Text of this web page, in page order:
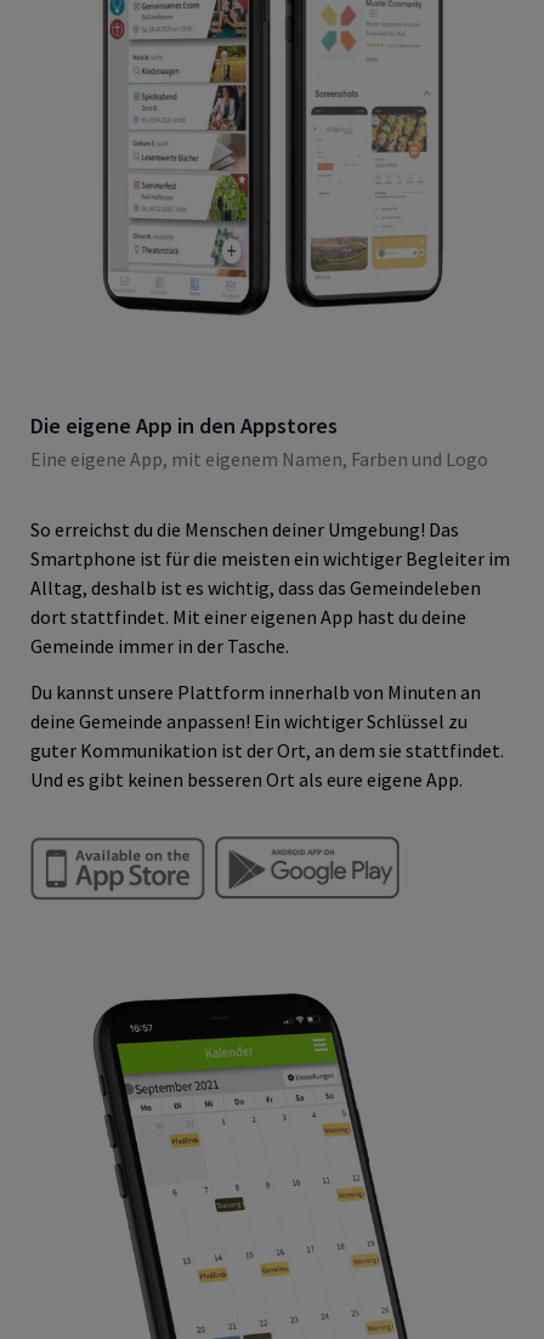
Die eigene App in den Appstores
Eine eigene App, mit eigenem Namen, Farben und Logo
So erreichst du die Menschen deiner Umgebung! Das
Smartphone ist für die meisten ein wichtiger Begleiter im
Alltag, deshalb ist es wichtig, dass das Gemeindeleben
dort stattfindet. Mit einer eigenen App hast du deine
Gemeinde immer in der Tasche.
Du kannst unsere Plattform innerhalb von Minuten an
deine Gemeinde anpassen! Ein wichtiger Schlüssel zu
guter Kommunikation ist der Ort, an dem sie stattfindet.
Und es gibt keinen besseren Ort als eure eigene App.